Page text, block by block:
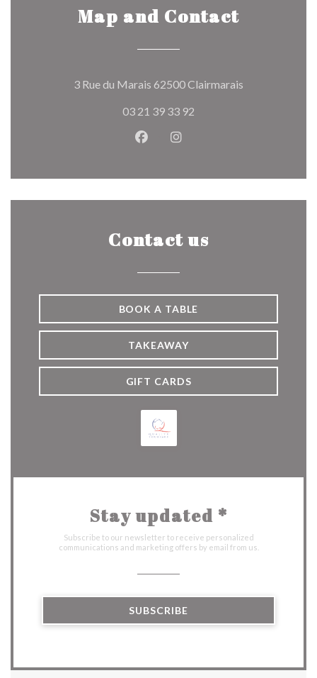
Map and Contact
3 Rue du Marais 62500 Clairmarais
03 21 39 33 92
Facebook ((opens in a new
Instagram ((opens in a
Contact us
BOOK A TABLE
TAKEAWAY
GIFT CARDS
Stay updated *
Subscribe to our newsletter to receive personalized
communications and marketing offers by email from us.
SUBSCRIBE